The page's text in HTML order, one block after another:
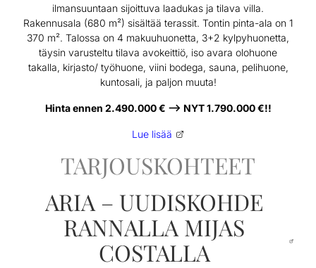
ilmansuuntaan sijoittuva laadukas ja tilava villa.
Rakennusala (680 m²) sisältää terassit. Tontin pinta-ala on 1
370 m². Talossa on 4 makuuhuonetta, 3+2 kylpyhuonetta,
täysin varusteltu tilava avokeittiö, iso avara olohuone
takalla, kirjasto/ työhuone, viini bodega, sauna, pelihuone,
kuntosali, ja paljon muuta!
Hinta ennen 2.490.000 € –> NYT 1.790.000 €!!
Lue lisää
TARJOUSKOHTEET
ARIA – UUDISKOHDE
RANNALLA MIJAS
COSTALLA